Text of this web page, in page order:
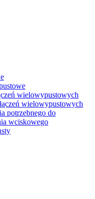
wielowypustowych
wielowypustowych
potrzebnego do
wciskowego